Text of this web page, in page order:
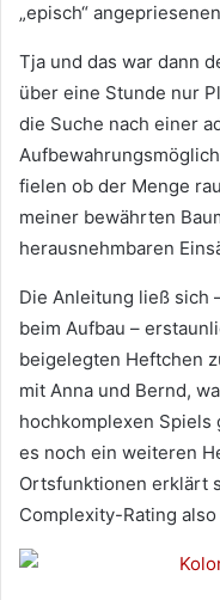
„episch“
Tja und das war dann
über eine Stunde nur
die Suche nach einer
fielen ob der Menge
meiner bewährten
herausnehmbaren
Die Anleitung ließ sich
beim Aufbau –
beigelegten Heftchen
mit Anna und Bernd,
hochkomplexen Spiels
es noch ein weiteren
Ortsfunktionen erklärt
Complexity-Rating